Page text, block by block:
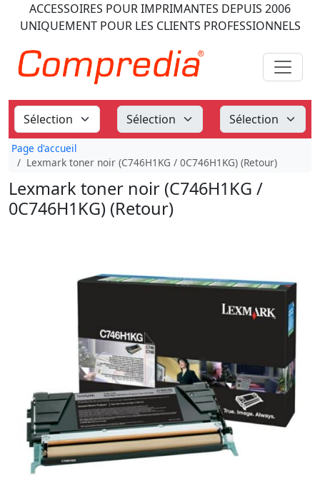
ACCESSOIRES POUR IMPRIMANTES DEPUIS 2006
UNIQUEMENT POUR LES CLIENTS PROFESSIONNELS
Page d'accueil
Lexmark toner noir (C746H1KG / 0C746H1KG) (Retour)
Lexmark toner noir (C746H1KG /
0C746H1KG) (Retour)